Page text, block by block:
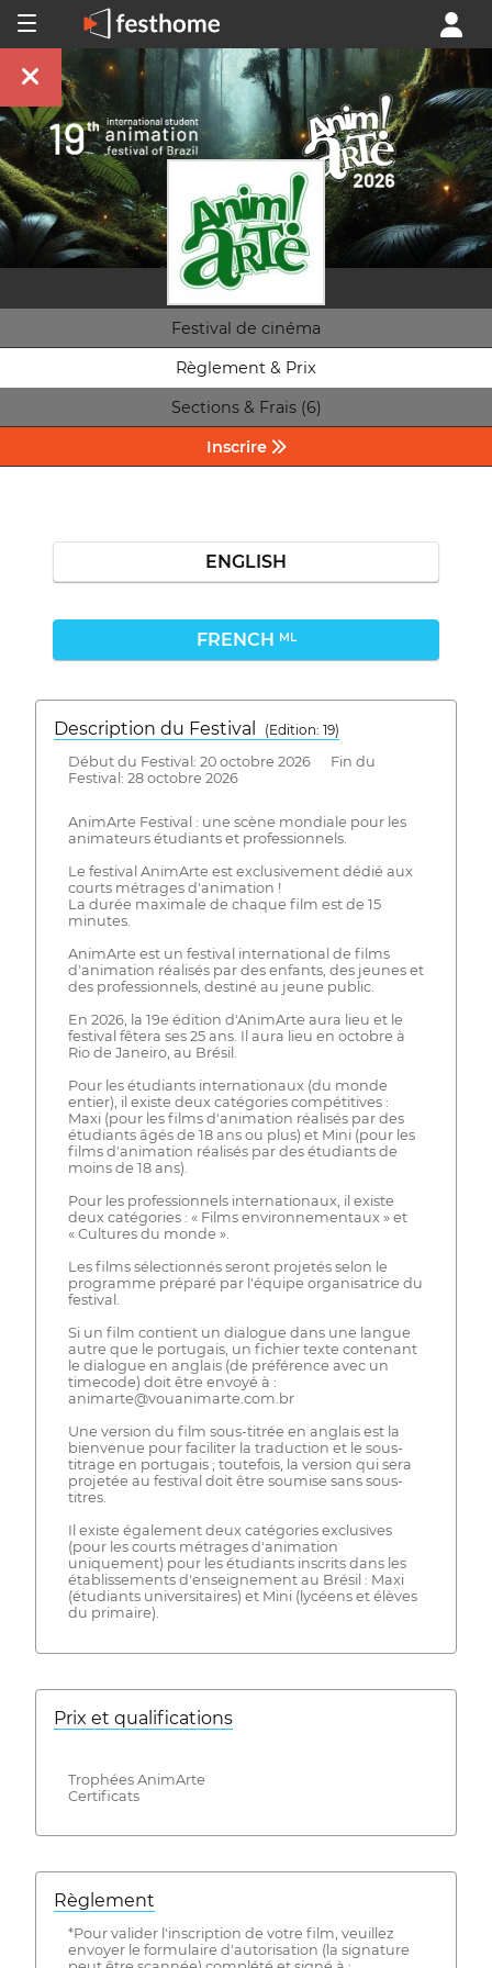
Festival de cinéma
Règlement & Prix
Sections & Frais (6)
Inscrire
ENGLISH
FRENCH ML
Description du Festival
( Edition: 19)
Début du Festival: 20 octobre 2026 Fin du
Festival: 28 octobre 2026
AnimArte Festival : une scène mondiale pour les
animateurs étudiants et professionnels.
Le festival AnimArte est exclusivement dédié aux
courts métrages d'animation !
La durée maximale de chaque film est de 15
minutes.
AnimArte est un festival international de films
d'animation réalisés par des enfants, des jeunes et
des professionnels, destiné au jeune public.
En 2026, la 19e édition d'AnimArte aura lieu et le
festival fêtera ses 25 ans. Il aura lieu en octobre à
Rio de Janeiro, au Brésil.
Pour les étudiants internationaux (du monde
entier), il existe deux catégories compétitives :
Maxi (pour les films d'animation réalisés par des
étudiants âgés de 18 ans ou plus) et Mini (pour les
films d'animation réalisés par des étudiants de
moins de 18 ans).
Pour les professionnels internationaux, il existe
deux catégories : « Films environnementaux » et
« Cultures du monde ».
Les films sélectionnés seront projetés selon le
programme préparé par l'équipe organisatrice du
festival.
Si un film contient un dialogue dans une langue
autre que le portugais, un fichier texte contenant
le dialogue en anglais (de préférence avec un
timecode) doit être envoyé à :
animarte@vouanimarte.com.br
Une version du film sous-titrée en anglais est la
bienvenue pour faciliter la traduction et le sous-
titrage en portugais ; toutefois, la version qui sera
projetée au festival doit être soumise sans sous-
titres.
Il existe également deux catégories exclusives
(pour les courts métrages d'animation
uniquement) pour les étudiants inscrits dans les
établissements d'enseignement au Brésil : Maxi
(étudiants universitaires) et Mini (lycéens et élèves
du primaire).
Prix ​​et qualifications
Trophées AnimArte
Certificats
Règlement
*Pour valider l'inscription de votre film, veuillez
envoyer le formulaire d'autorisation (la signature